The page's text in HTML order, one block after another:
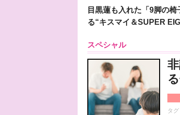
目黒蓮も入れた「9脚の
る“キスマイ＆SUPER
スペシャル
タグ